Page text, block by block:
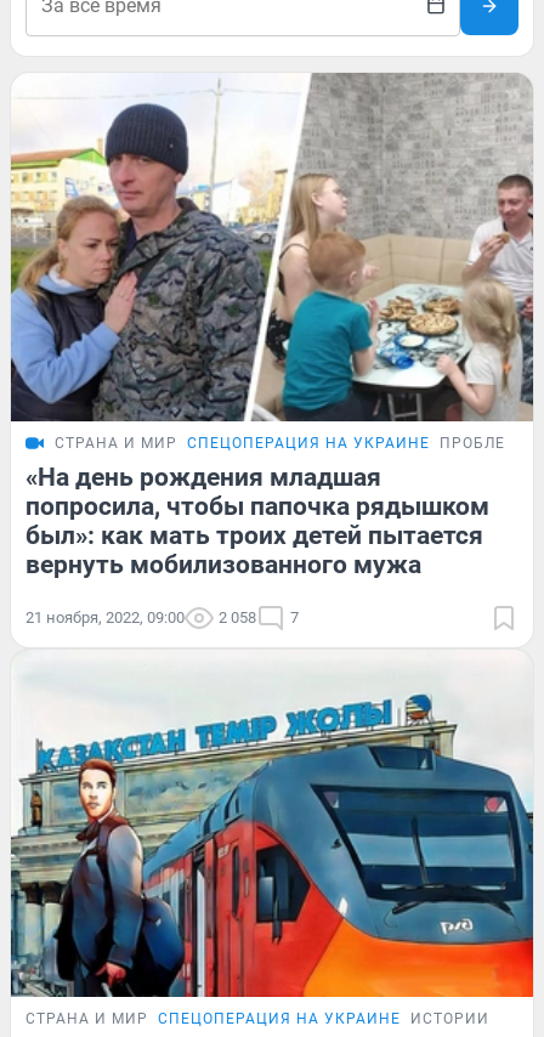
СТРАНА И МИР СПЕЦОПЕРАЦИЯ НА УКРАИНЕ ПРОБЛЕМА
«На день рождения младшая
попросила, чтобы папочка рядышком
был»: как мать троих детей пытается
вернуть мобилизованного мужа
21 ноября, 2022, 09:00 2 058 7
СТРАНА И МИР СПЕЦОПЕРАЦИЯ НА УКРАИНЕ ИСТОРИИ